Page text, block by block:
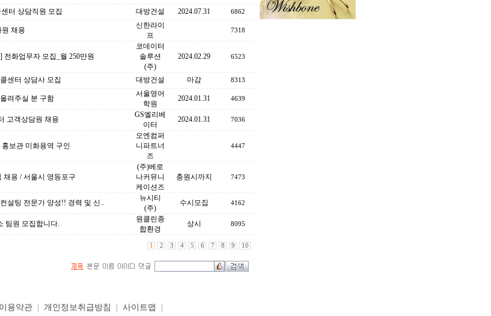
터 상담직원 모집 대방건설 2024.07.31 6862
채용
신한라이
프
7318
전화업무자 모집_월 250만원
코데이터
솔루션
(주)
2024.02.29 6523
센터 상담사 모집 대방건설 마감 8313
려주실 분 구함
서울영어
학원
2024.01.31 4639
고객상담원 채용
GS엘리베
이터
2024.01.31 7036
보관 미화용역 구인
오엔컴퍼
니파트너
즈
4447
채용 / 서울시 영등포구
(주)베로
나커뮤니
케이션즈
충원시까지 7473
설팅 전문가 양성!! 경력 및 신..
뉴시티
(주)
수시모집 4162
팀원 모집합니다.
원클린종
합환경
상시 8095
1 2 3 4 5 6 7 8 9 10
이용약관| 개인정보취급방침 사이트맵